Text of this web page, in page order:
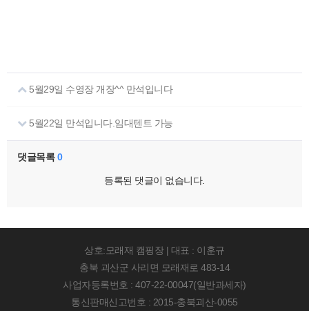
5월29일 수영장 개장^^ 만석입니다
5월22일 만석입니다.임대텐트 가능
댓글목록0
등록된 댓글이 없습니다.
상호:모래재 캠핑장 | 대표 : 이훈규
충북 괴산군 사리면 모래재로 483-14
사업자등록번호 : 407-22-00047(일반과세자)
통신판매신고번호 : 2015-충북괴산-0055